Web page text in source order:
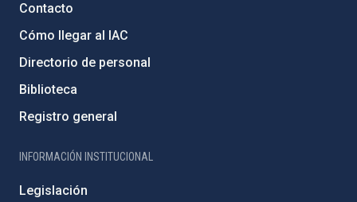
Contacto
Cómo llegar al IAC
Directorio de personal
Biblioteca
Registro general
INFORMACIÓN INSTITUCIONAL
Legislación